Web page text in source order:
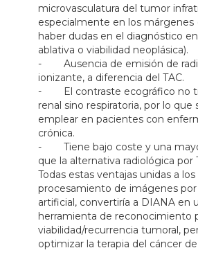
microvasculatura del tumor
especialmente en los márgenes
haber dudas en el diagnóstico
ablativa o viabilidad neoplásica).
- Ausencia de emisión de
ionizante, a diferencia del TAC.
- El contraste ecográfico no
renal sino respiratoria, por lo que
emplear en pacientes con
crónica.
- Tiene bajo coste y una
que la alternativa radiológica por
Todas estas ventajas unidas a
procesamiento de imágenes
artificial, convertiría a DIANA en
herramienta de reconocimiento
viabilidad/recurrencia tumoral,
optimizar la terapia del cáncer